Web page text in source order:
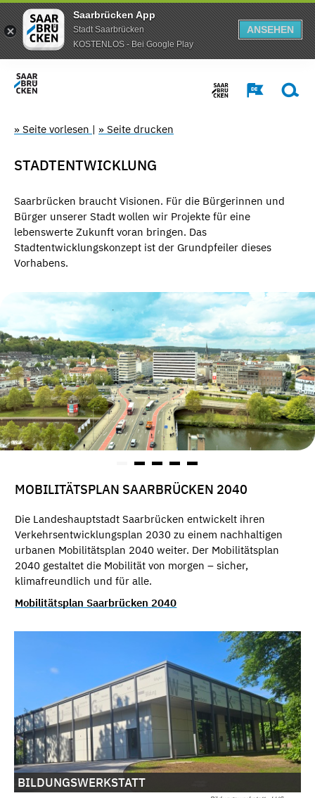
Saarbrücken App
Stadt Saarbrücken
KOSTENLOS - Bei Google Play
ANSEHEN
» Seite vorlesen | » Seite drucken
STADTENTWICKLUNG
Saarbrücken braucht Visionen. Für die Bürgerinnen und
Bürger unserer Stadt wollen wir Projekte für eine
lebenswerte Zukunft voran bringen. Das
Stadtentwicklungskonzept ist der Grundpfeiler dieses
Vorhabens.
MOBILITÄTSPLAN SAARBRÜCKEN 2040
Die Landeshauptstadt Saarbrücken entwickelt ihren
Verkehrsentwicklungsplan 2030 zu einem nachhaltigen
urbanen Mobilitätsplan 2040 weiter. Der Mobilitätsplan
2040 gestaltet die Mobilität von morgen – sicher,
klimafreundlich und für alle.
Mobilitätsplan Saarbrücken 2040
BILDUNGSWERKSTATT